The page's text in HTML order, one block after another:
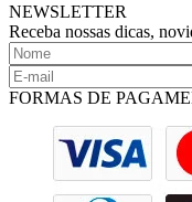
NEWSLETTER
Receba nossas dicas,
FORMAS DE